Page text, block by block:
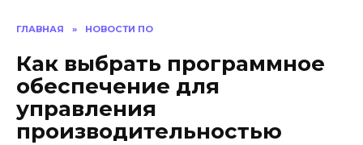
ГЛАВНАЯ » НОВОСТИ ПО
Как выбрать программное
обеспечение для
управления
производительностью